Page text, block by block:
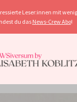
Leser:innen mit
du das News-Crew Abo!